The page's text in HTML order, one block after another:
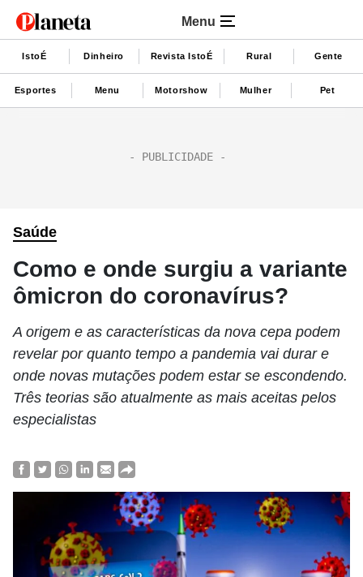
Menu
IstoÉ Dinheiro Revista IstoÉ Rural Gente
Esportes Menu Motorshow Mulher Pet
Saúde
Como e onde surgiu a variante
ômicron do coronavírus?
A origem e as características da nova cepa podem
revelar por quanto tempo a pandemia vai durar e
onde novas mutações podem estar se escondendo.
Três teorias são atualmente as mais aceitas pelos
especialistas